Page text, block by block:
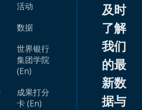
活动
数据
世界银行
集团学院
(En)
成果打分
卡 (En)
及时
了解
我们
的最
新数
据与